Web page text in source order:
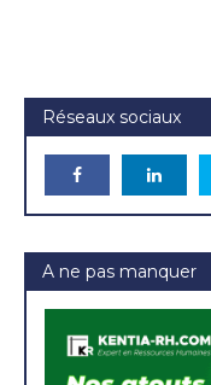
Réseaux sociaux
A ne pas manquer